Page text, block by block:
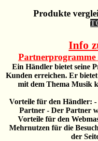
Produkte
Info
Partnerprogramme
Ein Händler bietet seine
Kunden erreichen. Er
mit dem Thema Musik
Vorteile für den Händler:
Partner - Der Partner
Vorteile für den
Mehrnutzen für die
der